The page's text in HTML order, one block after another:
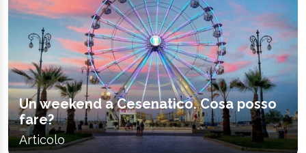
Un weekend a Cesenatico. Cosa posso
fare?
Articolo